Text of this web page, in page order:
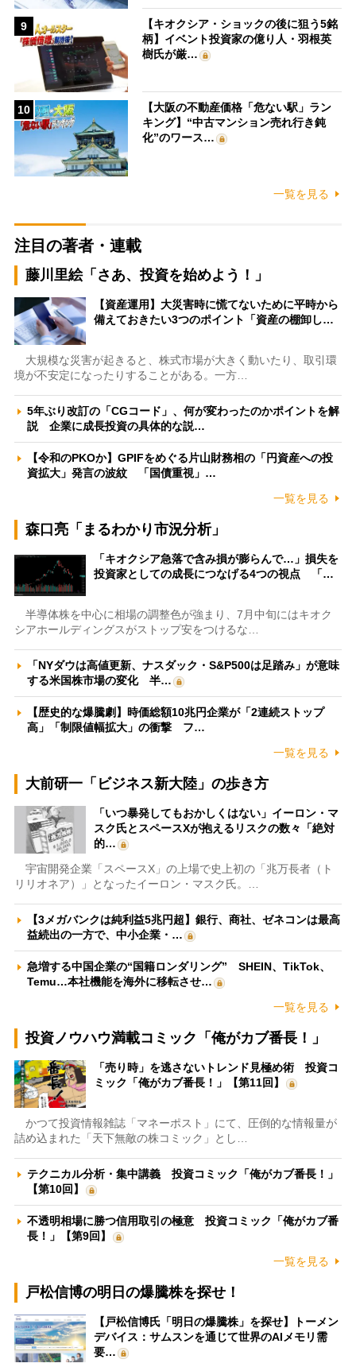
9
【キオクシア・ショックの後に狙う5銘
柄】イベント投資家の億り人・羽根英
樹氏が厳…
10
【大阪の不動産価格「危ない駅」ラン
キング】“中古マンション売れ行き鈍
化”のワース…
一覧を見る
注目の著者・連載
藤川里絵「さあ、投資を始めよう！」
【資産運用】大災害時に慌てないために平時から
備えておきたい3つのポイント「資産の棚卸し…
大規模な災害が起きると、株式市場が大きく動いたり、取引環
境が不安定になったりすることがある。一方…
5年ぶり改訂の「CGコード」、何が変わったのかポイントを解
説 企業に成長投資の具体的な説…
【令和のPKOか】GPIFをめぐる片山財務相の「円資産への投
資拡大」発言の波紋 「国債重視」…
一覧を見る
森口亮「まるわかり市況分析」
「キオクシア急落で含み損が膨らんで…」損失を
投資家としての成長につなげる4つの視点 「…
半導体株を中心に相場の調整色が強まり、7月中旬にはキオク
シアホールディングスがストップ安をつけるな…
「NYダウは高値更新、ナスダック・S&P500は足踏み」が意味
する米国株市場の変化 半…
【歴史的な爆騰劇】時価総額10兆円企業が「2連続ストップ
高」「制限値幅拡大」の衝撃 フ…
一覧を見る
大前研一「ビジネス新大陸」の歩き方
「いつ暴発してもおかしくはない」イーロン・マ
スク氏とスペースXが抱えるリスクの数々「絶対
的…
宇宙開発企業「スペースX」の上場で史上初の「兆万長者（ト
リリオネア）」となったイーロン・マスク氏。…
【3メガバンクは純利益5兆円超】銀行、商社、ゼネコンは最高
益続出の一方で、中小企業・…
急増する中国企業の“国籍ロンダリング” SHEIN、TikTok、
Temu…本社機能を海外に移転させ…
一覧を見る
投資ノウハウ満載コミック「俺がカブ番長！」
「売り時」を逃さないトレンド見極め術 投資コ
ミック「俺がカブ番長！」【第11回】
かつて投資情報雑誌「マネーポスト」にて、圧倒的な情報量が
詰め込まれた「天下無敵の株コミック」とし…
テクニカル分析・集中講義 投資コミック「俺がカブ番長！」
【第10回】
不透明相場に勝つ信用取引の極意 投資コミック「俺がカブ番
長！」【第9回】
一覧を見る
戸松信博の明日の爆騰株を探せ！
【戸松信博氏「明日の爆騰株」を探せ】トーメン
デバイス：サムスンを通じて世界のAIメモリ需
要…